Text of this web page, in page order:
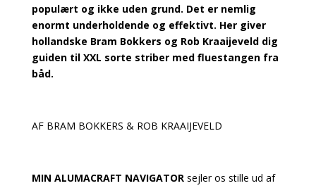
populært og ikke uden grund. Det er nemlig
enormt underholdende og effektivt. Her giver
hollandske Bram Bokkers og Rob Kraaijeveld dig
guiden til XXL sorte striber med fluestangen fra
båd.
AF BRAM BOKKERS & ROB KRAAIJEVELD
MIN ALUMACRAFT NAVIGATOR sejler os stille ud af